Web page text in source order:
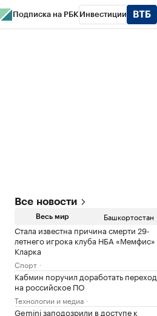
Подписка на РБК Инвестиции
Все новости
Весь мир Башкортостан
Стала известна причина смерти 29-
летнего игрока клуба НБА «Мемфис»
Кларка
Спорт
Кабмин поручил доработать переход
на российское ПО
Технологии и медиа
Gemini заподозрили в доступе к